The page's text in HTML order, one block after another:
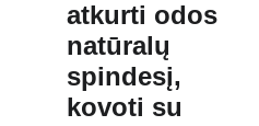
atkurti odos
natūralų
spindesį,
kovoti su